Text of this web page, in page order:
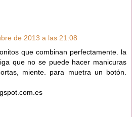
de 2013 a las 21:08
que combinan perfectamente. la
que no se puede hacer manicuras
miente. para muetra un botón.